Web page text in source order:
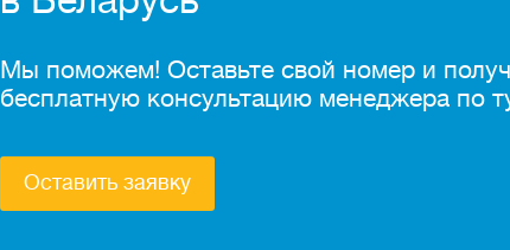
Мы поможем! Оставьте свой номер и
бесплатную консультацию менеджера по
Оставить заявку